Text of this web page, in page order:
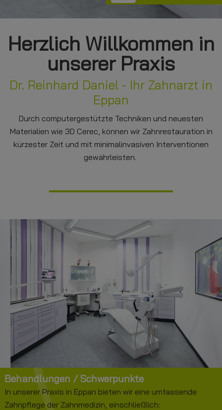
Herzlich Willkommen in
unserer Praxis
Dr. Reinhard Daniel - Ihr Zahnarzt in
Eppan
Durch computergestützte Techniken und neuesten
Materialien wie 3D Cerec, können wir Zahnrestauration in
kürzester Zeit und mit minimalinvasiven Interventionen
gewährleisten.
Behandlungen / Schwerpunkte
In unserer Praxis in Eppan bieten wir eine umfassende
Zahnpflege der Zahnmedizin, einschließlich: